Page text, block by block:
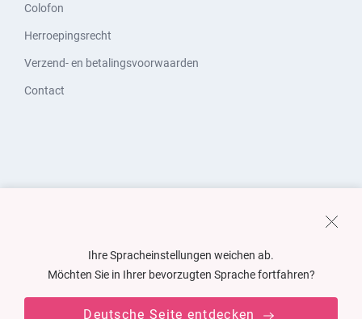
Colofon
Herroepingsrecht
Verzend- en betalingsvoorwaarden
Contact
Ihre Spracheinstellungen weichen ab.
Möchten Sie in Ihrer bevorzugten Sprache fortfahren?
Deutsche Seite entdecken